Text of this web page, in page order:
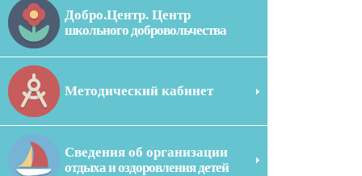
Добро.Центр. Центр
школьного добровольчества
Методический кабинет
Сведения об организации
отдыха и оздоровления детей